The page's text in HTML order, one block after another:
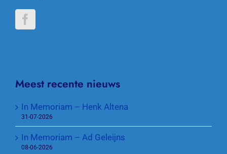
Meest recente nieuws
In Memoriam – Henk Altena
31-07-2026
In Memoriam – Ad Geleijns
08-06-2026